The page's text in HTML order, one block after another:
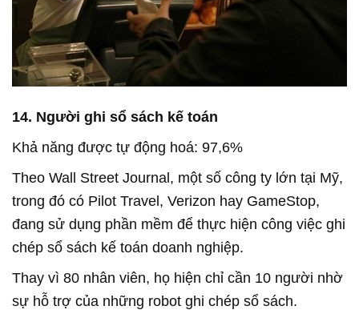
14. Người ghi sổ sách kế toán
Khả năng được tự động hoá: 97,6%
Theo Wall Street Journal, một số công ty lớn tại Mỹ,
trong đó có Pilot Travel, Verizon hay GameStop,
đang sử dụng phần mềm để thực hiện công việc ghi
chép sổ sách kế toán doanh nghiệp.
Thay vì 80 nhân viên, họ hiện chỉ cần 10 người nhờ
sự hỗ trợ của những robot ghi chép sổ sách.